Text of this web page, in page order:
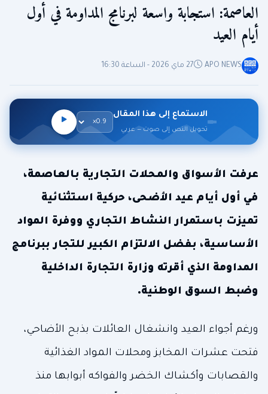
العاصمة: استجابة واسعة لبرنامج المداومة في أول
أيام العيد
APO NEWS 27 ماي 2026 - الساعة 16:30
الاستماع إلى هذا المقال
تحويل النص إلى صوت — عربي
عرفت الأسواق والمحلات التجارية بالعاصمة،
في أول أيام عيد الأضحى، حركية استثنائية
تميزت باستمرار النشاط التجاري ووفرة المواد
الأساسية، بفضل الالتزام الكبير للتجار ببرنامج
المداومة الذي أقرته وزارة التجارة الداخلية
وضبط السوق الوطنية.
ورغم أجواء العيد وانشغال العائلات بذبح الأضاحي،
فتحت عشرات المخابز ومحلات المواد الغذائية
والقصابات وأكشاك الخضر والفواكه أبوابها منذ